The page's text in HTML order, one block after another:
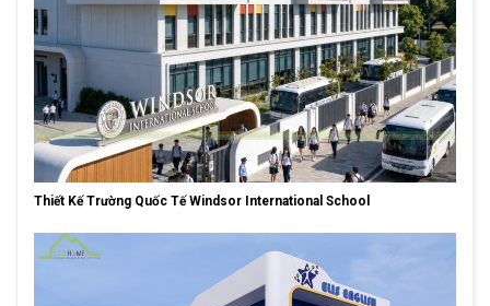
Thiết Kế Trường Quốc Tế Windsor International School